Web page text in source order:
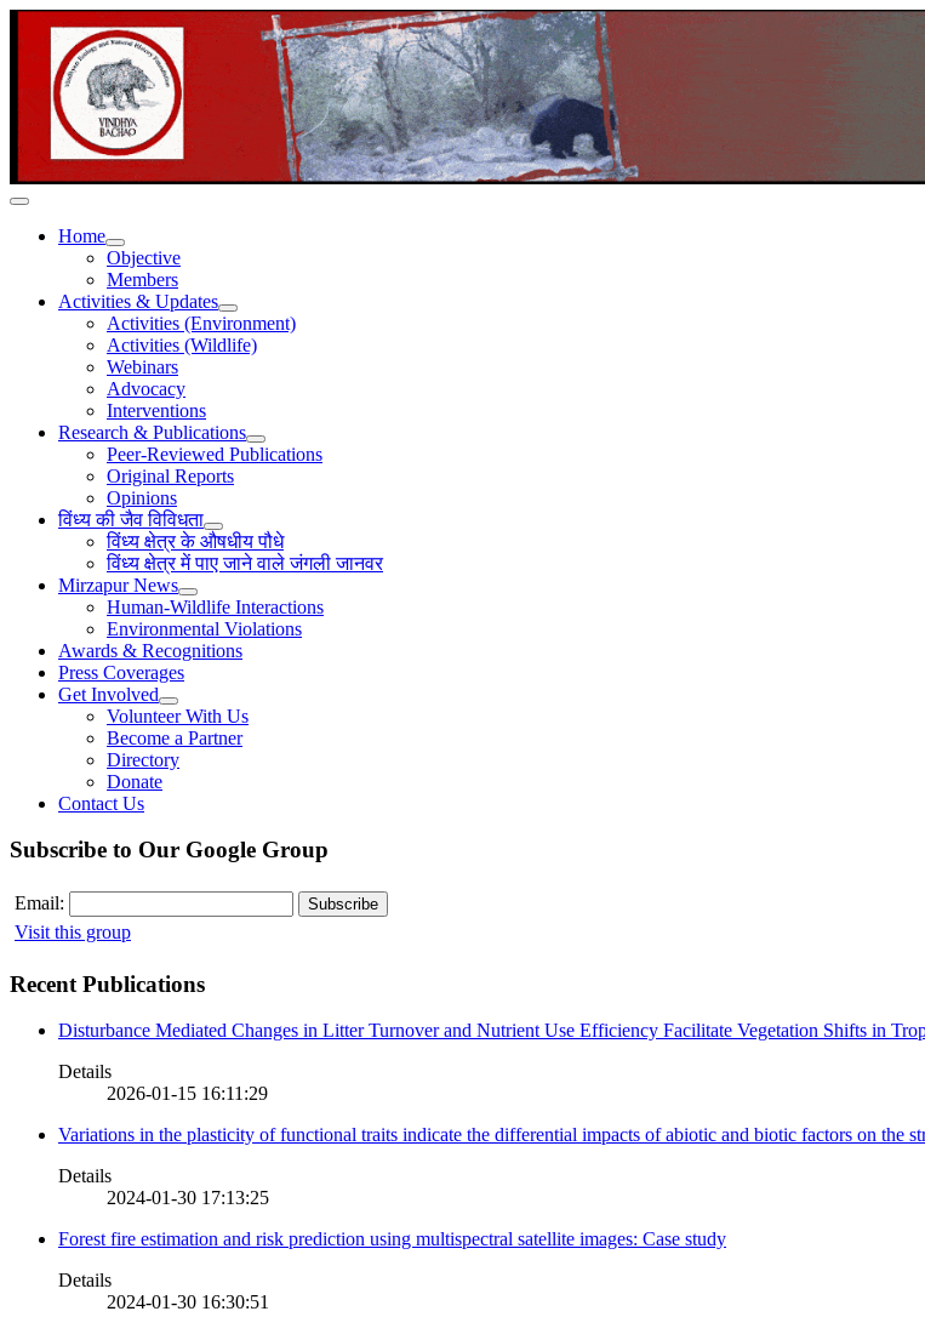
Home
Objective
Members
Activities & Updates
Activities (Environment)
Activities (Wildlife)
Webinars
Advocacy
Interventions
Research & Publications
Peer-Reviewed Publications
Original Reports
Opinions
विंध्य की जैव विविधता
विंध्य क्षेत्र के औषधीय पौधे
विंध्य क्षेत्र में पाए जाने वाले जंगली जानवर
Mirzapur News
Human-Wildlife Interactions
Environmental Violations
Awards & Recognitions
Press Coverages
Get Involved
Volunteer With Us
Become a Partner
Directory
Donate
Contact Us
Subscribe to Our Google Group
Email:
Visit this group
Recent Publications
Disturbance Mediated Changes in Litter Turnover and Nutrient Use Efficiency Facilitate Vegetation Shifts in
Details
2026-01-15 16:11:29
Variations in the plasticity of functional traits indicate the differential impacts of abiotic and biotic factors on the
Details
2024-01-30 17:13:25
Forest fire estimation and risk prediction using multispectral satellite images: Case study
Details
2024-01-30 16:30:51